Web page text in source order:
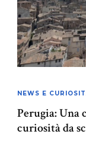
NEWS E
Perugia:
curiosità da